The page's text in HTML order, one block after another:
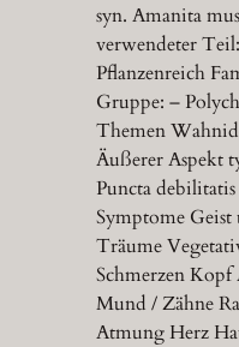
syn. Amanita
verwendeter
Pflanzenreich
Gruppe: –
Themen
Äußerer Aspekt
Puncta
Symptome
Träume
Schmerzen
Mund / Zähne
Atmung Herz